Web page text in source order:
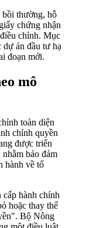
bồi thường, hỗ
chứng nhận
chỉnh. Mục
dự án đầu tư hạ
đoạn mới.
mô
toàn diện
chính quyền
được triển
bảo đảm
hành về tổ
cấp hành chính
hoặc thay thế
Bộ Nông